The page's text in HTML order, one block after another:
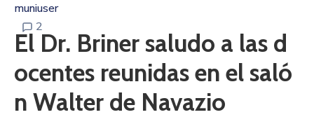
muniuser
2
El Dr. Briner saludo a las d
ocentes reunidas en el saló
n Walter de Navazio